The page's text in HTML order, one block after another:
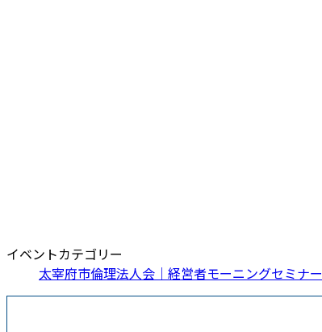
イベントカテゴリー
太宰府市倫理法人会｜経営者モーニングセミナー